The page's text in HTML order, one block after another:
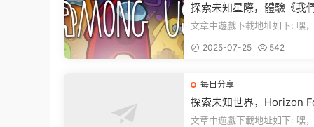
探索未知星際，體驗《我
中》PC端全新版本
文章中遊戲下載地址如下: 嘿，看這
入我們遊...
2025-07-25 542
每日分享
探索未知世界，Horizon
en West Complete
文章中遊戲下載地址如下: 嘿，看這